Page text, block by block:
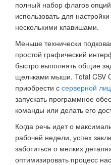
полный набор флагов
использовать для
несколькими клавишами.
Меньше технически
простой графический
быстро выполнять общие
щелчками мыши. Total CSV
приобрести с серверной
запускать программное
команды или делать его
Когда речь идет о
рабочей недели, успех
заботиться о мелких
оптимизировать процесс